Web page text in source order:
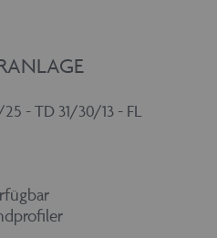
- TD 31/30/13 - FL